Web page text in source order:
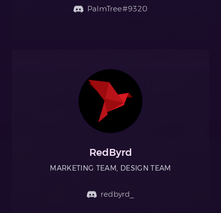
PalmTree#9320
RedByrd
MARKETING TEAM, DESIGN TEAM
redbyrd_